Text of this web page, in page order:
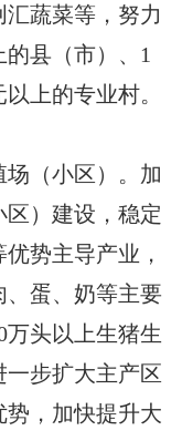
蔬菜等，努力
县（市）、1
上的专业村。
（小区）。加
）建设，稳定
势主导产业，
、蛋、奶等主要
头以上生猪生
步扩大主产区
，加快提升大